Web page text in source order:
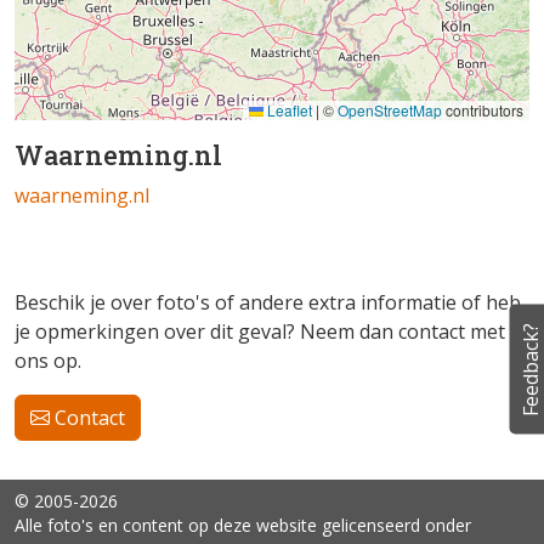
Leaflet| ©OpenStreetMapcontributors
Waarneming.nl
waarneming.nl
Beschik je over foto's of andere extra informatie of heb
je opmerkingen over dit geval? Neem dan contact met
ons op.
Contact
© 2005-2026
Alle foto's en content op deze website gelicenseerd onder
Feedback?